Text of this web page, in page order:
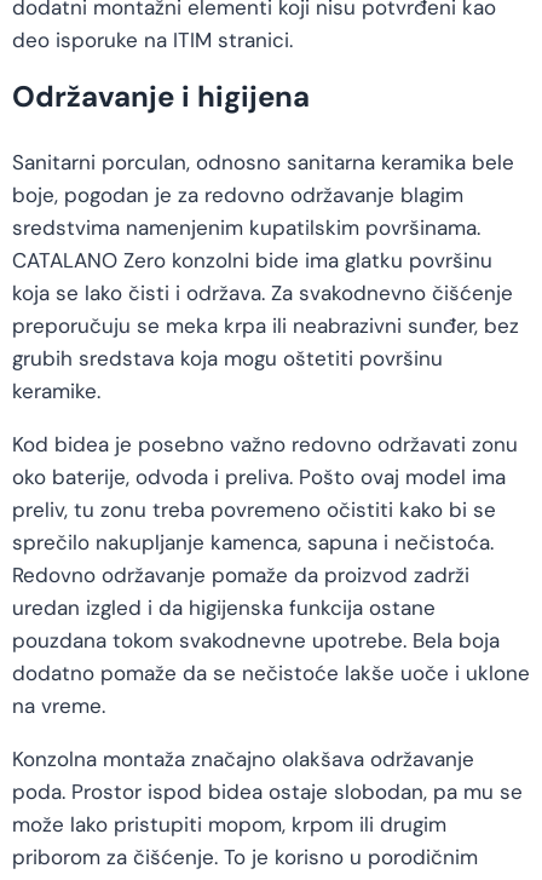
dodatni montažni elementi koji nisu potvrđeni kao
deo isporuke na ITIM stranici.
Održavanje i higijena
Sanitarni porculan, odnosno sanitarna keramika bele
boje, pogodan je za redovno održavanje blagim
sredstvima namenjenim kupatilskim površinama.
CATALANO Zero konzolni bide ima glatku površinu
koja se lako čisti i održava. Za svakodnevno čišćenje
preporučuju se meka krpa ili neabrazivni sunđer, bez
grubih sredstava koja mogu oštetiti površinu
keramike.
Kod bidea je posebno važno redovno održavati zonu
oko baterije, odvoda i preliva. Pošto ovaj model ima
preliv, tu zonu treba povremeno očistiti kako bi se
sprečilo nakupljanje kamenca, sapuna i nečistoća.
Redovno održavanje pomaže da proizvod zadrži
uredan izgled i da higijenska funkcija ostane
pouzdana tokom svakodnevne upotrebe. Bela boja
dodatno pomaže da se nečistoće lakše uoče i uklone
na vreme.
Konzolna montaža značajno olakšava održavanje
poda. Prostor ispod bidea ostaje slobodan, pa mu se
može lako pristupiti mopom, krpom ili drugim
priborom za čišćenje. To je korisno u porodičnim